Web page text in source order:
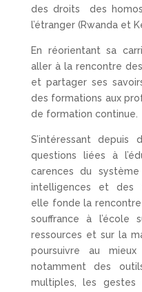
des droits des
l’étranger (Rwanda et
En réorientant sa
aller à la rencontre
et partager ses
des formations aux
de formation continue.
S’intéressant depuis
questions liées à
carences du
intelligences et des
elle fonde la
souffrance à l’école
ressources et sur la
poursuivre au
notamment des
multiples, les gestes